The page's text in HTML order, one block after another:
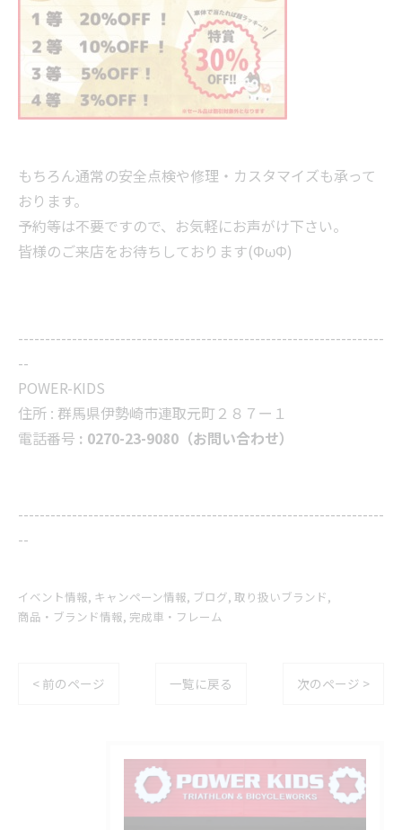
もちろん通常の安全点検や修理・カスタマイズも承って
おります。
予約等は不要ですので、お気軽にお声がけ下さい。
皆様のご来店をお待ちしております(ΦωΦ)
--------------------------------------------------------------------
--
POWER-KIDS
住所 : 群馬県伊勢崎市連取元町２８７ー１
電話番号 : 0270-23-9080（お問い合わせ）
--------------------------------------------------------------------
--
イベント情報 キャンペーン情報 ブログ 取り扱いブランド
商品・ブランド情報 完成車・フレーム
< 前のページ 一覧に戻る 次のページ >